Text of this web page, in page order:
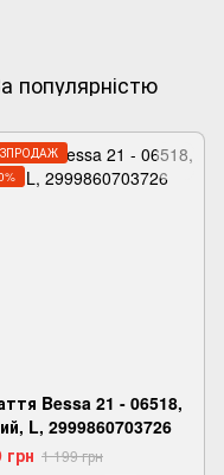
популярністю
Bessa 21 - 06518,
L, 2999860703726
грн 1 199 грн